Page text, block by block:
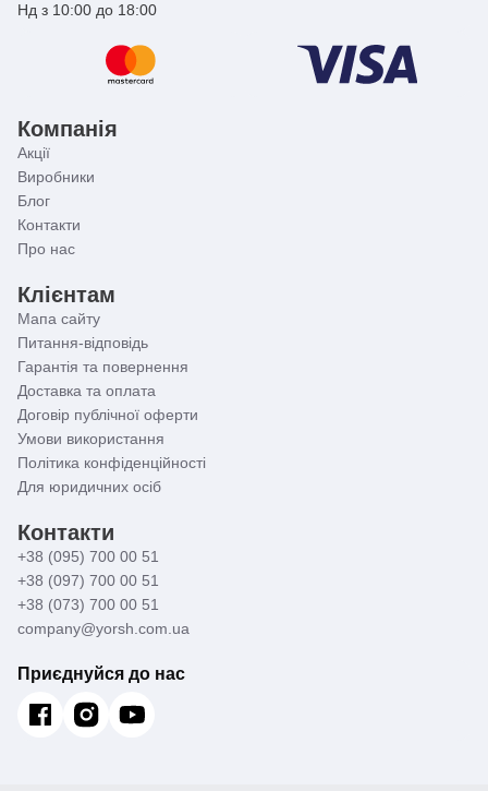
Нд з 10:00 до 18:00
Компанія
Акції
Виробники
Блог
Контакти
Про нас
Клієнтам
Мапа сайту
Питання-відповідь
Гарантія та повернення
Доставка та оплата
Договір публічної оферти
Умови використання
Політика конфіденційності
Для юридичних осіб
Контакти
+38 (095) 700 00 51
+38 (097) 700 00 51
+38 (073) 700 00 51
company@yorsh.com.ua
Приєднуйся до нас